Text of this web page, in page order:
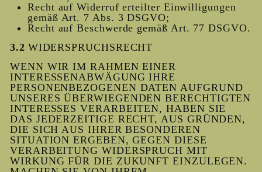
Recht auf Widerruf erteilter Einwilligungen
gemäß Art. 7 Abs. 3 DSGVO;
Recht auf Beschwerde gemäß Art. 77 DSGVO.
3.2 WIDERSPRUCHSRECHT
WENN WIR IM RAHMEN EINER
INTERESSENABWÄGUNG IHRE
PERSONENBEZOGENEN DATEN AUFGRUND
UNSERES ÜBERWIEGENDEN BERECHTIGTEN
INTERESSES VERARBEITEN, HABEN SIE
DAS JEDERZEITIGE RECHT, AUS GRÜNDEN,
DIE SICH AUS IHRER BESONDEREN
SITUATION ERGEBEN, GEGEN DIESE
VERARBEITUNG WIDERSPRUCH MIT
WIRKUNG FÜR DIE ZUKUNFT EINZULEGEN.